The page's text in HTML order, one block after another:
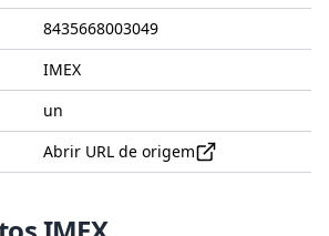
8435668003049
IMEX
un
Abrir URL de origem